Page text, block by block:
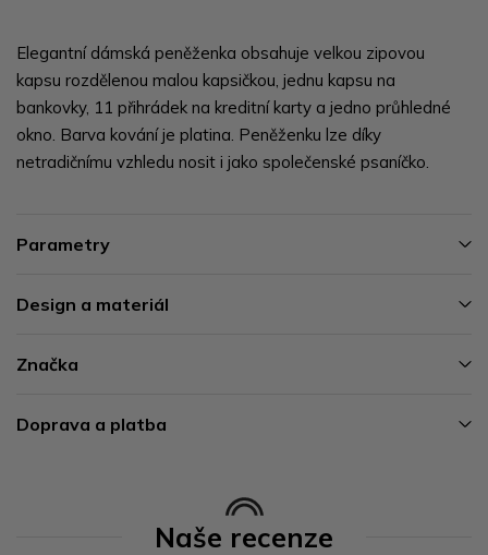
Elegantní dámská peněženka obsahuje velkou zipovou
kapsu rozdělenou malou kapsičkou, jednu kapsu na
bankovky, 11 přihrádek na kreditní karty a jedno průhledné
okno. Barva kování je platina. Peněženku lze díky
netradičnímu vzhledu nosit i jako společenské psaníčko.
Parametry
Design a materiál
Značka
Doprava a platba
Naše recenze